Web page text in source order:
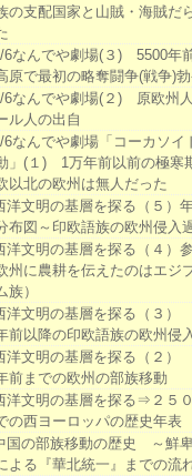
の支配国家と山賊・海賊だ
6なんでや劇場(３) 5500年
原で最初の略奪闘争(戦争)
6なんでや劇場(２) 原欧州
ル人の出自
6なんでや劇場「コーカソイ
」(１) 1万年前以前の極寒
以北の欧州は無人だった
洋文明の基層を探る（５）
布図～印欧語族の欧州侵入
洋文明の基層を探る（４）
州に農耕を伝えたのはエジ
族）
洋文明の基層を探る（３）
前以降の印欧語族の欧州侵入
洋文明の基層を探る（２）
前までの欧州の部族移動
洋文明の基層を探る⇒２５
の西ヨーロッパの歴史年表
国の部族移動の歴史 ～鮮
よる『華北統一』までの流